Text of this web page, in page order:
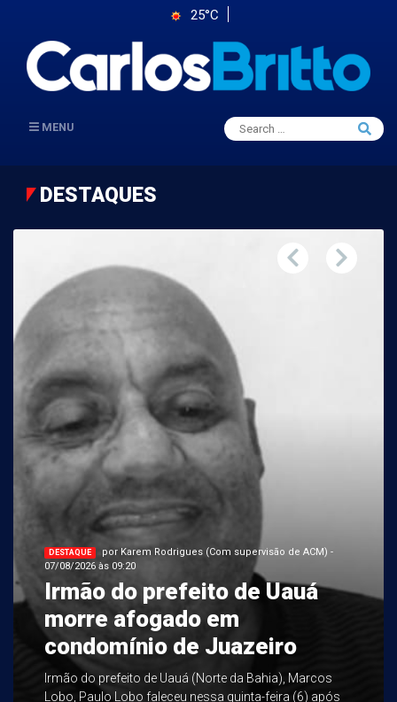
25°C
MENU
Search
for:
Search
DESTAQUES
DESTAQUE
por Karem Rodrigues (Com supervisão de ACM) -
07/08/2026 às 09:20
Irmão do prefeito de Uauá
morre afogado em
condomínio de Juazeiro
Irmão do prefeito de Uauá (Norte da Bahia), Marcos
Lobo, Paulo Lobo faleceu nessa quinta-feira (6) após